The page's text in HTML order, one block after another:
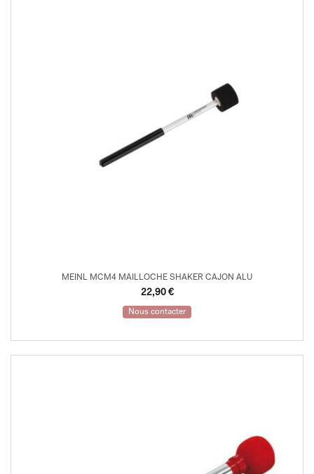
MEINL MCM4 MAILLOCHE SHAKER CAJON ALU
22,90 €
Nous contacter